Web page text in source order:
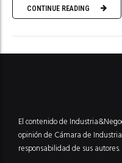
CONTINUE READING
El contenido de
opinión de Cámara de
responsabilidad de sus autores.